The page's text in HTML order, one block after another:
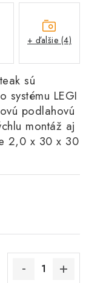
sú
systému LEGI
podlahovú
montáž aj
2,0 x 30 x 30
+ ďalšie (4)